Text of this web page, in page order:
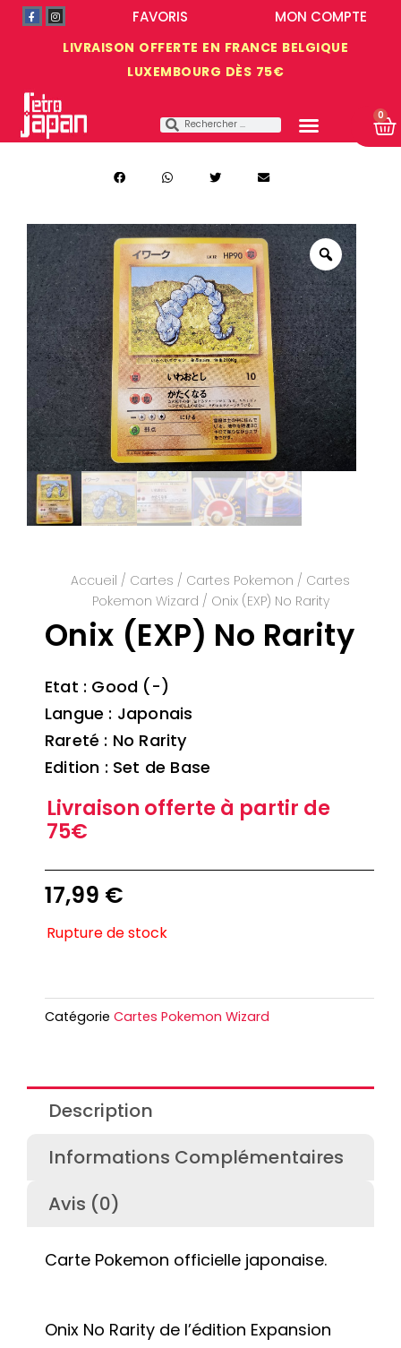
LIVRAISON OFFERTE EN FRANCE BELGIQUE
LUXEMBOURG DÈS 75€
MON COMPTE
FAVORIS
0
Accueil / Cartes / Cartes Pokemon / Cartes
Pokemon Wizard / Onix (EXP) No Rarity
Onix (EXP) No Rarity
Etat : Good (-)
Langue : Japonais
Rareté : No Rarity
Edition : Set de Base
Livraison offerte à partir de
75€
17,99 €
Rupture de stock
Catégorie Cartes Pokemon Wizard
Description
Informations Complémentaires
Avis (0)
Carte Pokemon officielle japonaise.
Onix No Rarity de l’édition Expansion